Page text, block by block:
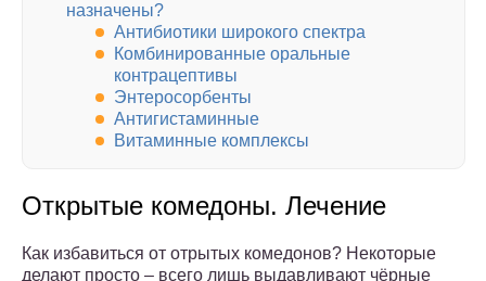
назначены?
Антибиотики широкого спектра
Комбинированные оральные
контрацептивы
Энтеросорбенты
Антигистаминные
Витаминные комплексы
Открытые комедоны. Лечение
Как избавиться от отрытых комедонов? Некоторые
делают просто – всего лишь выдавливают чёрные